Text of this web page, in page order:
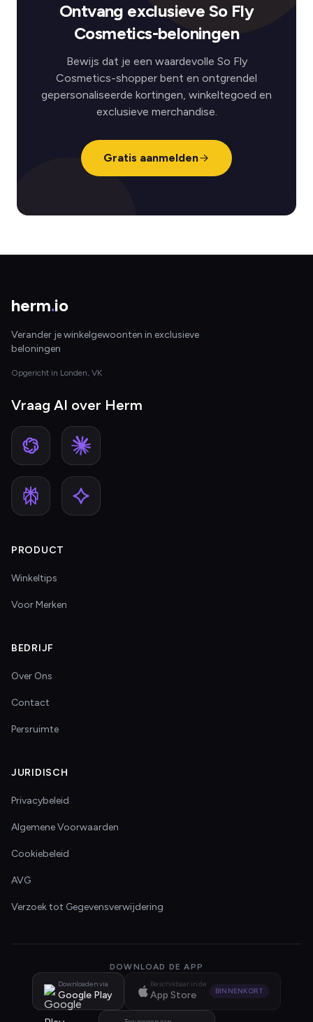
Ontvang exclusieve So Fly
Cosmetics-beloningen
Bewijs dat je een waardevolle So Fly
Cosmetics-shopper bent en ontgrendel
gepersonaliseerde kortingen, winkeltegoed en
exclusieve merchandise.
Gratis aanmelden
herm.io
Verander je winkelgewoonten in exclusieve
beloningen
Opgericht in Londen, VK
Vraag AI over Herm
PRODUCT
Winkeltips
Voor Merken
BEDRIJF
Over Ons
Contact
Persruimte
JURIDISCH
Privacybeleid
Algemene Voorwaarden
Cookiebeleid
AVG
Verzoek tot Gegevensverwijdering
DOWNLOAD DE APP
Downloaden via
Google Play
Beschikbaar in de
App Store BINNENKORT